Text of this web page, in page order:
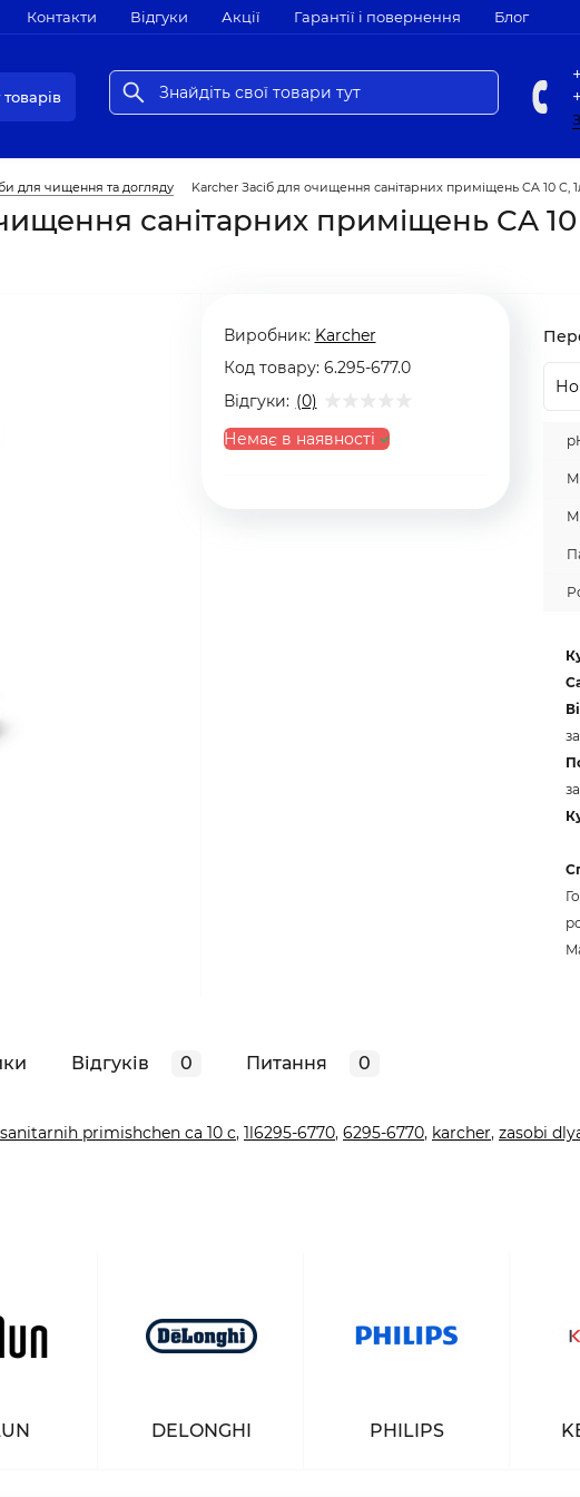
Контакти Відгуки Акції Гарантії і повернення Блог
для чищення та догляду Karcher Засіб для очищення санітарних приміщень CA 10 C,
санітарних приміщень CA 10
Виробник: Karcher
Код товару: 6.295-677.0
Відгуки: (0)
Немає в наявності
Відгуків 0 Питання 0
primishchen ca 10 c, 1l6295-6770, 6295-6770, karcher, zasobi
DELONGHI PHILIPS